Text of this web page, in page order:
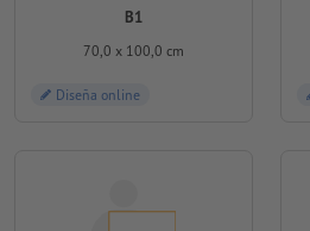
B1
70,0 x 100,0 cm
Diseña online